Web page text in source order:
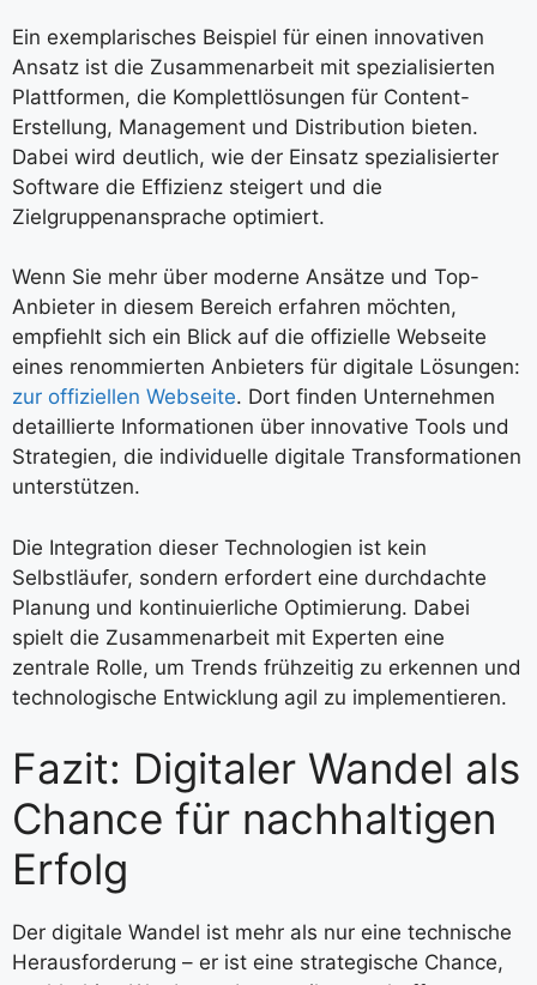
Ein exemplarisches Beispiel für einen innovativen
Ansatz ist die Zusammenarbeit mit spezialisierten
Plattformen, die Komplettlösungen für Content-
Erstellung, Management und Distribution bieten.
Dabei wird deutlich, wie der Einsatz spezialisierter
Software die Effizienz steigert und die
Zielgruppenansprache optimiert.
Wenn Sie mehr über moderne Ansätze und Top-
Anbieter in diesem Bereich erfahren möchten,
empfiehlt sich ein Blick auf die offizielle Webseite
eines renommierten Anbieters für digitale Lösungen:
zur offiziellen Webseite. Dort finden Unternehmen
detaillierte Informationen über innovative Tools und
Strategien, die individuelle digitale Transformationen
unterstützen.
Die Integration dieser Technologien ist kein
Selbstläufer, sondern erfordert eine durchdachte
Planung und kontinuierliche Optimierung. Dabei
spielt die Zusammenarbeit mit Experten eine
zentrale Rolle, um Trends frühzeitig zu erkennen und
technologische Entwicklung agil zu implementieren.
Fazit: Digitaler Wandel als
Chance für nachhaltigen
Erfolg
Der digitale Wandel ist mehr als nur eine technische
Herausforderung – er ist eine strategische Chance,